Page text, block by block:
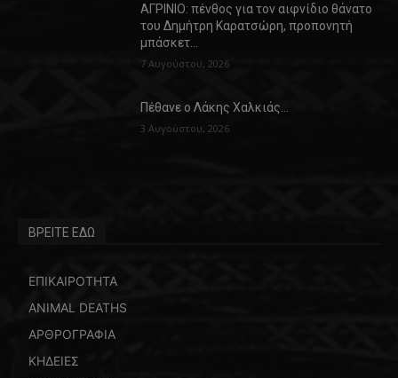
ΑΓΡΙΝΙΟ: πένθος για τον αιφνίδιο θάνατο
του Δημήτρη Καρατσώρη, προπονητή
μπάσκετ…
7 Αυγούστου, 2026
Πέθανε ο Λάκης Χαλκιάς…
3 Αυγούστου, 2026
ΒΡΕΙΤΕ ΕΔΩ
ΕΠΙΚΑΙΡΟΤΗΤΑ
ANIMAL DEATHS
ΑΡΘΡΟΓΡΑΦΙΑ
ΚΗΔΕΙΕΣ